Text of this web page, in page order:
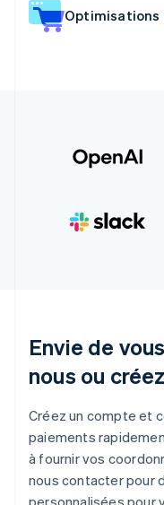
Optimisations
Envie de
nous ou
Créez un compte et
paiements
à fournir vos
nous contacter pour